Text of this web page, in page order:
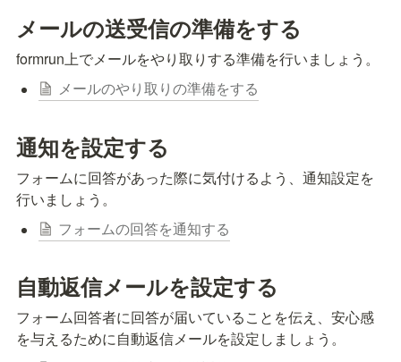
メールの送受信の準備をする
formrun上でメールをやり取りする準備を行いましょう。
メールのやり取りの準備をする
通知を設定する
フォームに回答があった際に気付けるよう、通知設定を
行いましょう。
フォームの回答を通知する
自動返信メールを設定する
フォーム回答者に回答が届いていることを伝え、安心感
を与えるために自動返信メールを設定しましょう。